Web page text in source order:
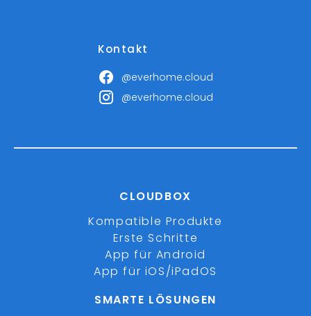
Kontakt
@everhome.cloud
@everhome.cloud
CLOUDBOX
Kompatible Produkte
Erste Schritte
App für Android
App für iOS/iPadOS
SMARTE LÖSUNGEN